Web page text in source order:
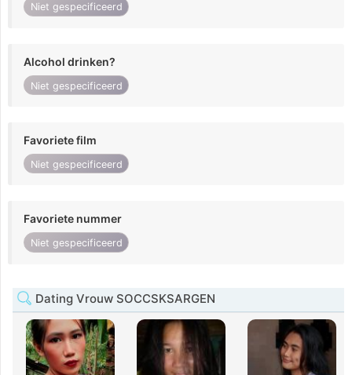
Niet gespecificeerd
Alcohol drinken?
Niet gespecificeerd
Favoriete film
Niet gespecificeerd
Favoriete nummer
Niet gespecificeerd
Dating Vrouw SOCCSKSARGEN